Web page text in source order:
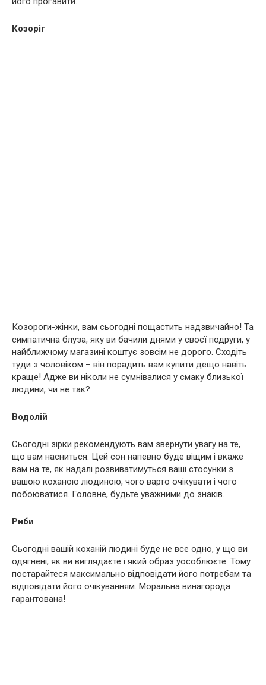
Козоріг
Козороги-жінки, вам сьогодні пощастить надзвичайно! Та
симпатична блуза, яку ви бачили днями у своєї подруги, у
найближчому магазині коштує зовсім не дорого. Сходіть
туди з чоловіком – він порадить вам купити дещо навіть
краще! Адже ви ніколи не сумнівалися у смаку близької
людини, чи не так?
Водолій
Сьогодні зірки рекомендують вам звернути увагу на те,
що вам насниться. Цей сон напевно буде віщим і вкаже
вам на те, як надалі розвиватимуться ваші стосунки з
вашою коханою людиною, чого варто очікувати і чого
побоюватися. Головне, будьте уважними до знаків.
Риби
Сьогодні вашій коханій людині буде не все одно, у що ви
одягнені, як ви виглядаєте і який образ уособлюєте. Тому
постарайтеся максимально відповідати його потребам та
відповідати його очікуванням. Моральна винагорода
гарантована!